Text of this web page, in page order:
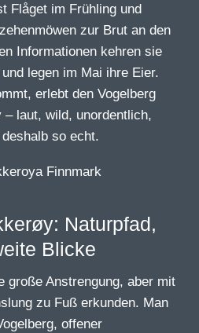
Flåget im Frühling und
zur Brut an den
Informationen kehren sie
legen im Mai ihre Eier.
erlebt den Vogelberg
laut, wild, unordentlich,
so echt.
Naturpfad,
Blicke
große Anstrengung, aber mit
zu Fuß erkunden. Man
offener